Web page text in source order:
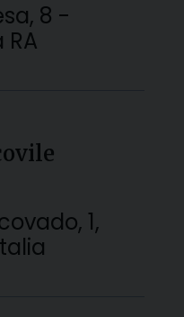
8 -
RA
1,